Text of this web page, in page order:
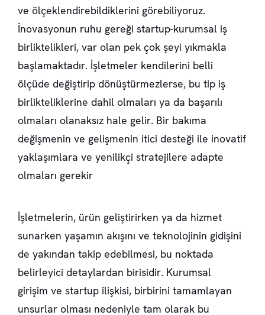
ve ölçeklendirebildiklerini görebiliyoruz.
İnovasyonun ruhu gereği startup-kurumsal iş
birliktelikleri, var olan pek çok şeyi yıkmakla
başlamaktadır. İşletmeler kendilerini belli
ölçüde değiştirip dönüştürmezlerse, bu tip iş
birlikteliklerine dahil olmaları ya da başarılı
olmaları olanaksız hale gelir. Bir bakıma
değişmenin ve gelişmenin itici desteği ile inovatif
yaklaşımlara ve yenilikçi stratejilere adapte
olmaları gerekir
İşletmelerin, ürün geliştirirken ya da hizmet
sunarken yaşamın akışını ve teknolojinin gidişini
de yakından takip edebilmesi, bu noktada
belirleyici detaylardan birisidir. Kurumsal
girişim ve startup ilişkisi, birbirini tamamlayan
unsurlar olması nedeniyle tam olarak bu